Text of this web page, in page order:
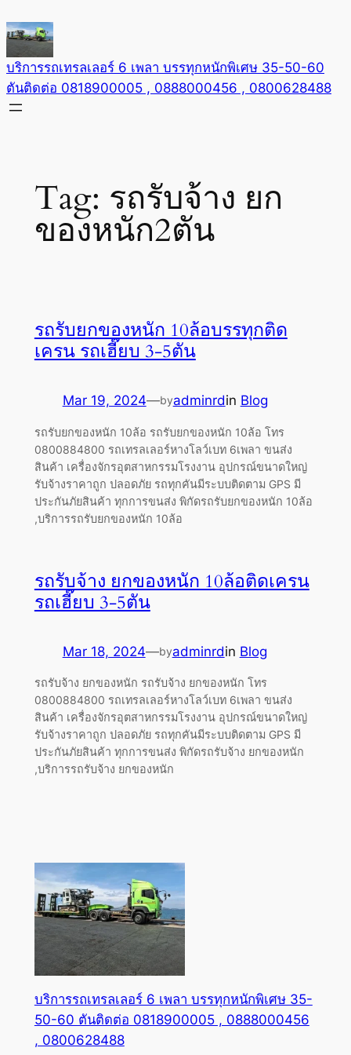
to
content
บริการรถเทรลเลอร์ 6 เพลา บรรทุกหนักพิเศษ 35-50-60
ตันติดต่อ 0818900005 , 0888000456 , 0800628488
Tag: รถรับจ้าง ยก
ของหนัก2ตัน
รถรับยกของหนัก 10ล้อบรรทุกติด
เครน รถเฮี๊ยบ 3-5ตัน
Mar 19, 2024—byadminrdin Blog
รถรับยกของหนัก 10ล้อ รถรับยกของหนัก 10ล้อ โทร
0800884800 รถเทรลเลอร์หางโลว์เบท 6เพลา ขนส่ง
สินค้า เครื่องจักรอุตสาหกรรมโรงงาน อุปกรณ์ขนาดใหญ่
รับจ้างราคาถูก ปลอดภัย รถทุกคันมีระบบติดตาม GPS มี
ประกันภัยสินค้า ทุกการขนส่ง พิกัดรถรับยกของหนัก 10ล้อ
,บริการรถรับยกของหนัก 10ล้อ
รถรับจ้าง ยกของหนัก 10ล้อติดเครน
รถเฮี๊ยบ 3-5ตัน
Mar 18, 2024—byadminrdin Blog
รถรับจ้าง ยกของหนัก รถรับจ้าง ยกของหนัก โทร
0800884800 รถเทรลเลอร์หางโลว์เบท 6เพลา ขนส่ง
สินค้า เครื่องจักรอุตสาหกรรมโรงงาน อุปกรณ์ขนาดใหญ่
รับจ้างราคาถูก ปลอดภัย รถทุกคันมีระบบติดตาม GPS มี
ประกันภัยสินค้า ทุกการขนส่ง พิกัดรถรับจ้าง ยกของหนัก
,บริการรถรับจ้าง ยกของหนัก
บริการรถเทรลเลอร์ 6 เพลา บรรทุกหนักพิเศษ 35-
50-60 ตันติดต่อ 0818900005 , 0888000456
, 0800628488